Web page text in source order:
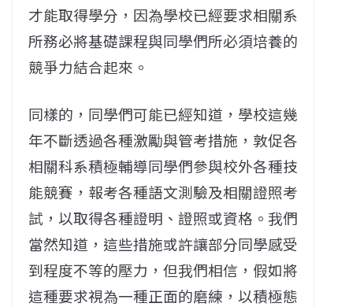
才能取得學分，因為學校已經要求相關系
所務必將基礎課程與同學們所必須培養的
競爭力結合起來。
同樣的，同學們可能已經知道，學校這幾
年不斷透過各種激勵與管考措施，敦促各
相關科系積極輔導同學們參與校外各種技
能競賽，報考各種語文測驗及相關證照考
試，以取得各種證明、證照或資格。我們
當然知道，這些措施或許讓部分同學感受
到程度不等的壓力，但我們相信，假如將
這種要求視為一種正面的磨練，以積極態